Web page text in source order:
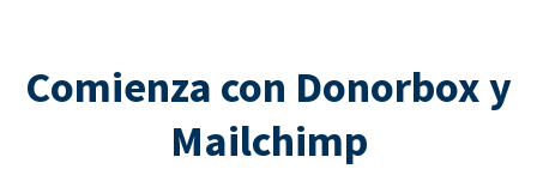
Comienza con Donorbox y
Mailchimp